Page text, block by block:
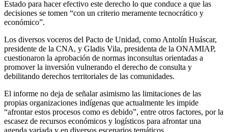
Estado para hacer efectivo este derecho lo que conduce a que las
decisiones se tomen “con un criterio meramente tecnocrático y
económico”.
Los diversos voceros del Pacto de Unidad, como Antolín Huáscar,
presidente de la CNA, y Gladis Vila, presidenta de la ONAMIAP,
cuestionaron la aprobación de normas inconsultas orientadas a
promover la inversión vulnerando el derecho de consulta y
debilitando derechos territoriales de las comunidades.
El informe no deja de señalar asimismo las limitaciones de las
propias organizaciones indígenas que actualmente les impide
“afrontar estos procesos como es debido”, entre otros factores, por la
escasez de recursos económicos y logísticos para afrontar una
agenda variada y en diversos escenarios temáticos.